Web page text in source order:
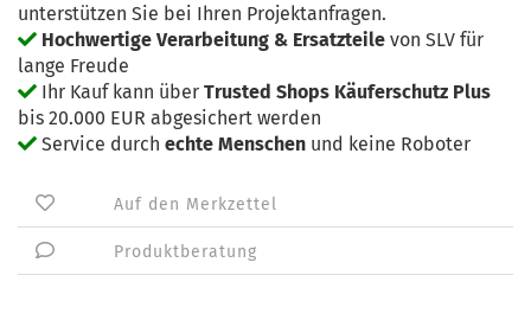
unterstützen Sie bei Ihren Projektanfragen.
Hochwertige Verarbeitung & Ersatzteile von SLV für
lange Freude
Ihr Kauf kann über Trusted Shops Käuferschutz Plus
bis 20.000 EUR abgesichert werden
Service durch echte Menschen und keine Roboter
Auf den Merkzettel
Produktberatung